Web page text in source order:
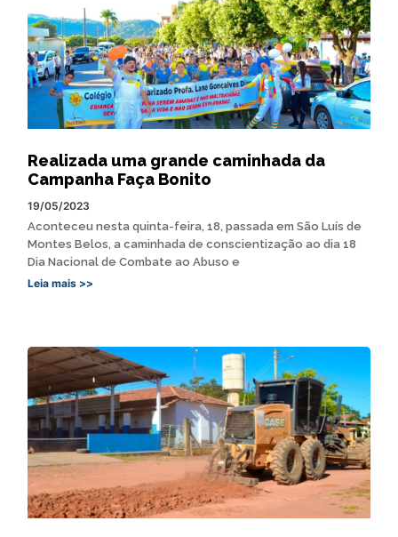
Realizada uma grande caminhada da
Campanha Faça Bonito
19/05/2023
Aconteceu nesta quinta-feira, 18, passada em São Luís de
Montes Belos, a caminhada de conscientização ao dia 18
Dia Nacional de Combate ao Abuso e
Leia mais >>